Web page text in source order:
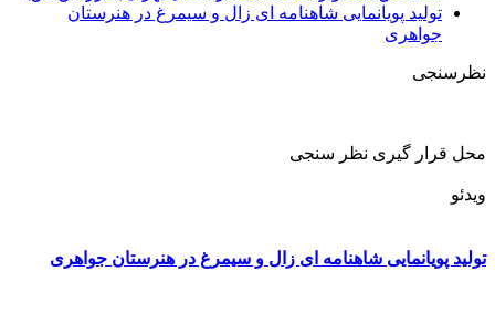
تولید پویانمایی شاهنامه ای زال و سیمرغ در هنرستان
جواهری
نظرسنجی
محل قرار گیری نظر سنجی
ویدئو
تولید پویانمایی شاهنامه ای زال و سیمرغ در هنرستان جواهری